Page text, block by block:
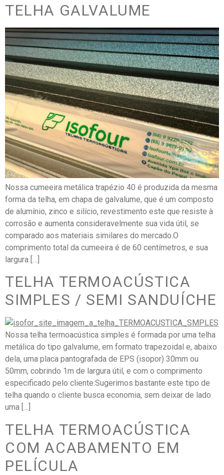
TELHA GALVALUME
Nossa cumeeira metálica trapézio 40 é produzida da mesma
forma da telha, em chapa de galvalume, que é um composto
de alumínio, zinco e silício, revestimento este que resiste à
corrosão e aumenta consideravelmente sua vida útil, se
comparado aos materiais similares do mercado.O
comprimento total da cumeeira é de 60 centímetros, e sua
largura […]
TELHA TERMOACÚSTICA
SIMPLES / SEMI SANDUÍCHE
Nossa telha termoacústica simples é formada por uma telha
metálica do tipo galvalume, em formato trapezoidal e, abaixo
dela, uma placa pantografada de EPS (isopor) 30mm ou
50mm, cobrindo 1m de largura útil, e com o comprimento
especificado pelo cliente.Sugerimos bastante este tipo de
telha quando o cliente busca economia, sem deixar de lado
uma […]
TELHA TERMOACÚSTICA
COM ACABAMENTO EM
PELÍCULA